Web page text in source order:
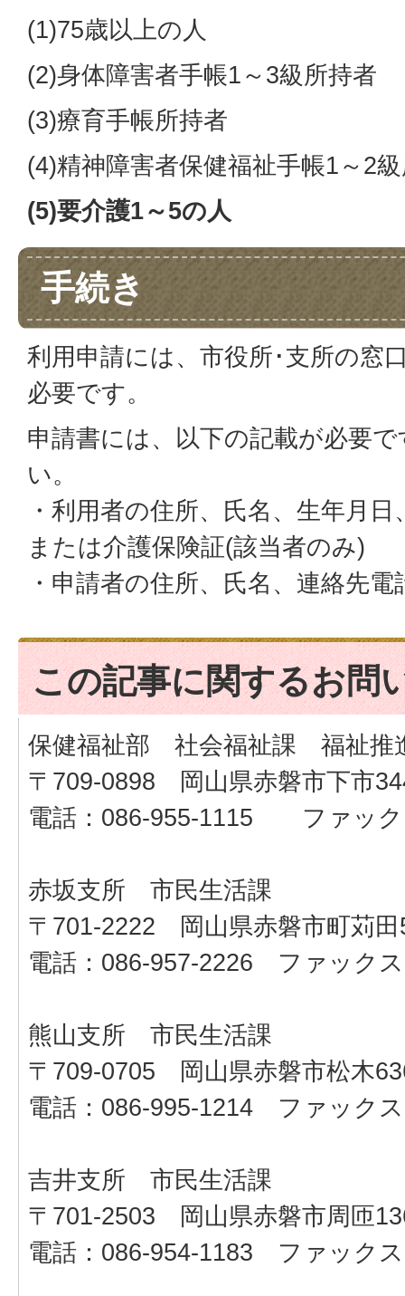
(1)75歳以上の人
(2)身体障害者手帳1～3級所持者
(3)療育手帳所持者
(4)精神障害者保健福祉手帳1～2
(5)要介護1～5の人
手続き
利用申請には、市役所･支所の窓
必要です。
申請書には、以下の記載が必要
い。
・利用者の住所、氏名、生年月
または介護保険証(該当者のみ)
・申請者の住所、氏名、連絡先電
この記事に関するお問
保健福祉部 社会福祉課 福祉推
〒709-0898 岡山県赤磐市下市
電話：086-955-1115 ファック
赤坂支所 市民生活課
〒701-2222 岡山県赤磐市町苅田
電話：086-957-2226 ファック
熊山支所 市民生活課
〒709-0705 岡山県赤磐市松木
電話：086-995-1214 ファック
吉井支所 市民生活課
〒701-2503 岡山県赤磐市周匝
電話：086-954-1183 ファック